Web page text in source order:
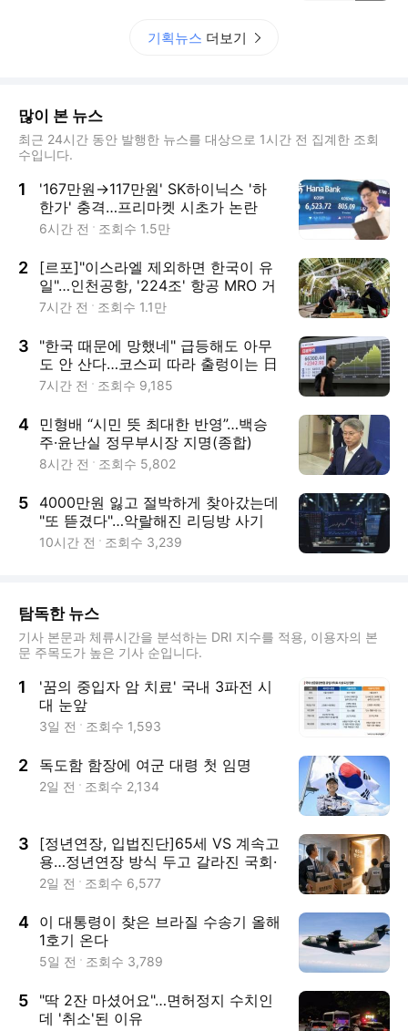
기획뉴스 더보기
많이 본 뉴스
최근 24시간 동안 발행한 뉴스를 대상으로 1시간 전 집계한 조회
수입니다.
1
'167만원→117만원' SK하이닉스 '하
한가' 충격…프리마켓 시초가 논란
6시간 전 조회수 1.5만
2
[르포]"이스라엘 제외하면 한국이 유
일"…인천공항, '224조' 항공 MRO 거
점 도약
7시간 전 조회수 1.1만
3
"한국 때문에 망했네" 급등해도 아무
도 안 산다…코스피 따라 출렁이는 日
증시
7시간 전 조회수 9,185
4 민형배 “시민 뜻 최대한 반영”…백승
주·윤난실 정무부시장 지명(종합)
8시간 전 조회수 5,802
5
4000만원 잃고 절박하게 찾아갔는데
"또 뜯겼다"…악랄해진 리딩방 사기
[장밋'빚'투자]②
10시간 전 조회수 3,239
탐독한 뉴스
기사 본문과 체류시간을 분석하는 DRI 지수를 적용, 이용자의 본
문 주목도가 높은 기사 순입니다.
1
'꿈의 중입자 암 치료' 국내 3파전 시
대 눈앞
3일 전 조회수 1,593
2 독도함 함장에 여군 대령 첫 임명
2일 전 조회수 2,134
3
[정년연장, 입법진단]65세 VS 계속고
용…정년연장 방식 두고 갈라진 국회·
노사
2일 전 조회수 6,577
4 이 대통령이 찾은 브라질 수송기 올해
1호기 온다
5일 전 조회수 3,789
5
"딱 2잔 마셨어요"…면허정지 수치인
데 '취소'된 이유